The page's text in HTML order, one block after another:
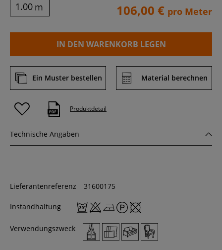
m 106,00 € pro Meter
IN DEN WARENKORB LEGEN
Ein Muster bestellen Material berechnen
Produktdetail
Technische Angaben
Lieferantenreferenz 31600175
Instandhaltung
Verwendungszweck